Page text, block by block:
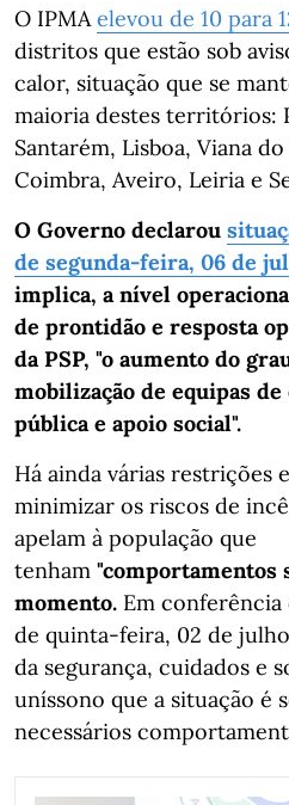
O IPMAelevou de 10 para
distritos que estão sob
calor, situação que se
maioria destes territórios:
Santarém, Lisboa, Viana
Coimbra, Aveiro, Leiria e
O Governo declarou
de segunda-feira, 06 de
implica, a nível
de prontidão e resposta
da PSP, "o aumento do
mobilização de equipas
pública e apoio social".
Há ainda várias restrições
minimizar os riscos de
apelam à população que
tenham "comportamentos
momento. Em
de quinta-feira, 02 de
da segurança, cuidados e
uníssono que a situação é
necessários